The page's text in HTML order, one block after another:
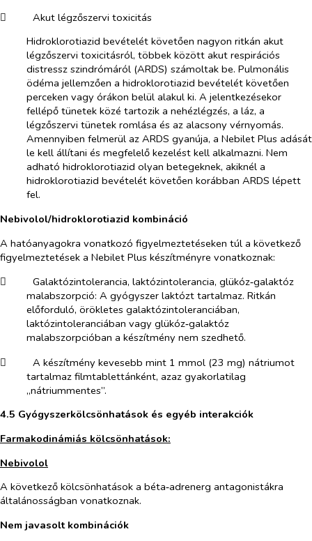
​
Akut légzőszervi toxicitás
Hidroklorotiazid bevételét követően nagyon ritkán akut
légzőszervi toxicitásról, többek között akut respirációs
distressz szindrómáról (ARDS) számoltak be. Pulmonális
ödéma jellemzően a hidroklorotiazid bevételét követően
perceken vagy órákon belül alakul ki. A jelentkezésekor
fellépő tünetek közé tartozik a nehézlégzés, a láz, a
légzőszervi tünetek romlása és az alacsony vérnyomás.
Amennyiben felmerül az ARDS gyanúja, a Nebilet Plus adását
le kell állítani és megfelelő kezelést kell alkalmazni. Nem
adható hidroklorotiazid olyan betegeknek, akiknél a
hidroklorotiazid bevételét követően korábban ARDS lépett
fel.
Nebivolol/hidroklorotiazid kombináció
A hatóanyagokra vonatkozó figyelmeztetéseken túl a következő
figyelmeztetések a Nebilet Plus készítményre vonatkoznak:
​
Galaktózintolerancia, laktózintolerancia, glükóz‑galaktóz
malabszorpció: A gyógyszer laktózt tartalmaz. Ritkán
előforduló, örökletes galaktózintoleranciában,
laktózintoleranciában vagy glükóz‑galaktóz
malabszorpcióban a készítmény nem szedhető.
​
A készítmény kevesebb mint 1 mmol (23 mg) nátriumot
tartalmaz filmtablettánként, azaz gyakorlatilag
„nátriummentes”.
4.5 Gyógyszerkölcsönhatások és egyéb interakciók
Farmakodinámiás kölcsönhatások:
Nebivolol
A következő kölcsönhatások a béta‑adrenerg antagonistákra
általánosságban vonatkoznak.
Nem javasolt kombinációk